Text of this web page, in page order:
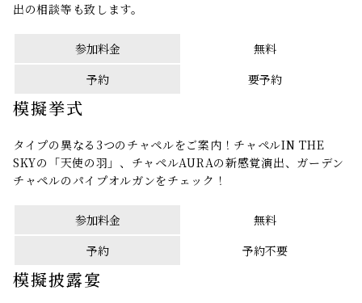
出の相談等も致します。
参加料金
無料
予約
要予約
模擬挙式
タイプの異なる3つのチャペルをご案内！チャペルIN THE
SKYの「天使の羽」、チャペルAURAの新感覚演出、ガーデン
チャペルのパイプオルガンをチェック！
参加料金
無料
予約
予約不要
模擬披露宴